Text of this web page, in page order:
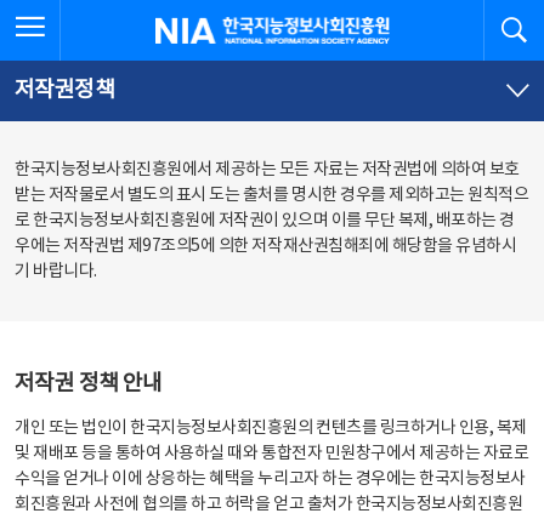
문
로
가
체
뉴
바
가
한국지능정보사회진흥원
저작권정책
한국지능정보사회진흥원에서 제공하는 모든 자료는 저작권법에 의하여 보호
받는 저작물로서 별도의 표시 도는 출처를 명시한 경우를 제외하고는 원칙적으
로 한국지능정보사회진흥원에 저작권이 있으며 이를 무단 복제, 배포하는 경
우에는 저작권법 제97조의5에 의한 저작재산권침해죄에 해당함을 유념하시
기 바랍니다.
저작권 정책 안내
개인 또는 법인이 한국지능정보사회진흥원의 컨텐츠를 링크하거나 인용, 복제
및 재배포 등을 통하여 사용하실 때와 통합전자 민원창구에서 제공하는 자료로
수익을 얻거나 이에 상응하는 혜택을 누리고자 하는 경우에는 한국지능정보사
회진흥원과 사전에 협의를 하고 허락을 얻고 출처가 한국지능정보사회진흥원